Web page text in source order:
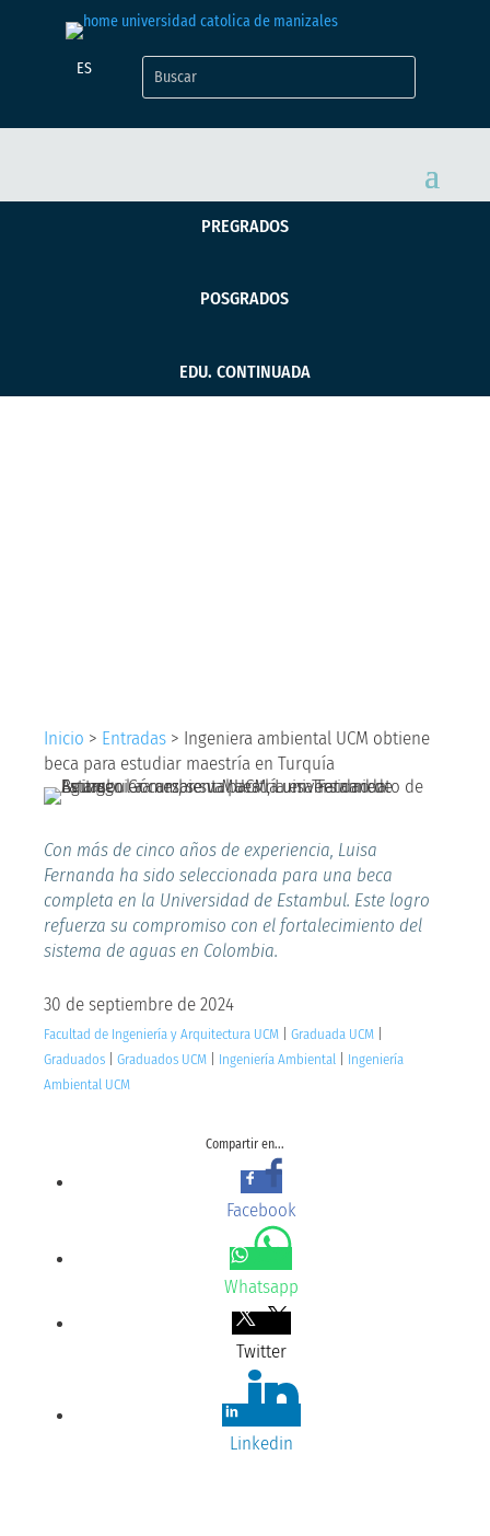
ES
PREGRADOS
POSGRADOS
EDU. CONTINUADA
Inicio > Entradas > Ingeniera ambiental UCM obtiene
beca para estudiar maestría en Turquía
Con más de cinco años de experiencia, Luisa
Fernanda ha sido seleccionada para una beca
completa en la Universidad de Estambul. Este logro
refuerza su compromiso con el fortalecimiento del
sistema de aguas en Colombia.
30 de septiembre de 2024
Facultad de Ingeniería y Arquitectura UCM Graduada UCM
Graduados
Graduados UCM Ingeniería Ambiental
Ingeniería
Ambiental UCM
Compartir en...
Facebook
Whatsapp
Twitter
Linkedin